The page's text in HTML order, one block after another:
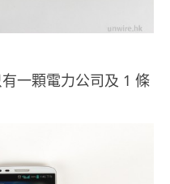
一顆電力公司及 1 條